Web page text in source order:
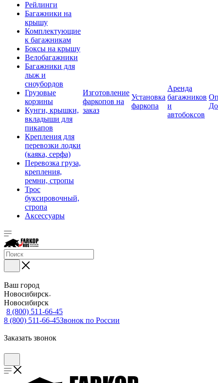
Рейлинги
Багажники на
крышу
Комплектующие
к багажникам
Боксы на крышу
Велобагажники
Багажники для
лыж и
сноубордов
Грузовые
корзины
Кунги, крышки,
вкладыши для
пикапов
Крепления для
перевозки лодки
(каяка, серфа)
Перевозка груза,
крепления,
ремни, стропы
Трос
буксировочный,
стропа
Аксессуары
Изготовление
фаркопов на
заказ
Установка
фаркопа
Аренда
багажников
и
автобоксов
Ваш город
Новосибирск
Новосибирск
8 (800) 511-66-45
8 (800) 511-66-45Звонок по России
Заказать звонок